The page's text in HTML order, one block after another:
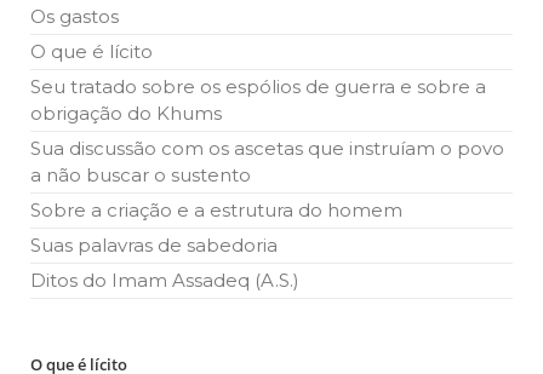
Os gastos
O que é lícito
Seu tratado sobre os espólios de guerra e sobre a
obrigação do Khums
Sua discussão com os ascetas que instruíam o povo
a não buscar o sustento
Sobre a criação e a estrutura do homem
Suas palavras de sabedoria
Ditos do Imam Assadeq (A.S.)
O que é lícito